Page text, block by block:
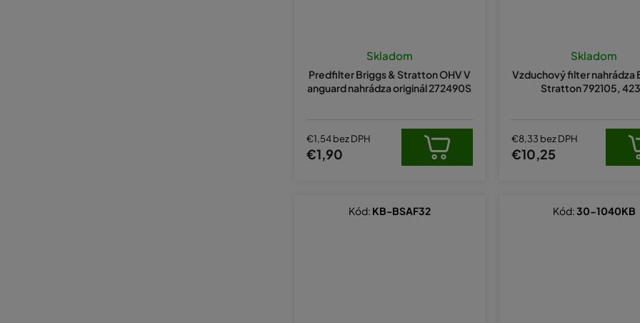
Predfilter Briggs & Stratton OHV V
anguard nahrádza originál 272490S
Skladom
€1,54 bez DPH
€1,90
Vzduchový filter nahrádza
Stratton 792105,
Skladom
€8,33 bez DPH
€10,25
Kód: KB-BSAF32 Kód:30-1040KB